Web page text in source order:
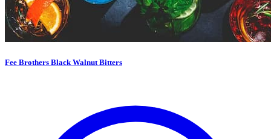
Fee Brothers Black Walnut Bitters